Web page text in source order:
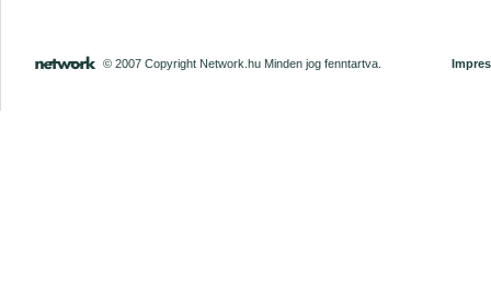
© 2007 Copyright Network.hu Minden jog fenntartva.